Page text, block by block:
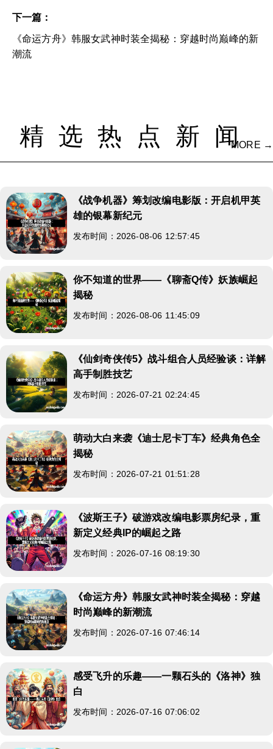
下一篇：
《命运方舟》韩服女武神时装全揭秘：穿越时尚巅峰的新
潮流
精选热点新闻
MORE →
《战争机器》筹划改编电影版：开启机甲英
雄的银幕新纪元
发布时间：2026-08-06 12:57:45
你不知道的世界——《聊斋Q传》妖族崛起
揭秘
发布时间：2026-08-06 11:45:09
《仙剑奇侠传5》战斗组合人员经验谈：详解
高手制胜技艺
发布时间：2026-07-21 02:24:45
萌动大白来袭《迪士尼卡丁车》经典角色全
揭秘
发布时间：2026-07-21 01:51:28
《波斯王子》破游戏改编电影票房纪录，重
新定义经典IP的崛起之路
发布时间：2026-07-16 08:19:30
《命运方舟》韩服女武神时装全揭秘：穿越
时尚巅峰的新潮流
发布时间：2026-07-16 07:46:14
感受飞升的乐趣——一颗石头的《洛神》独
白
发布时间：2026-07-16 07:06:02